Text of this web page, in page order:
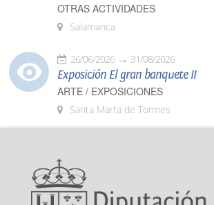
OTRAS ACTIVIDADES
Salamanca
26/06/2026 31/08/2026
Exposición El gran banquete II
ARTE / EXPOSICIONES
Santa Marta de Tormes